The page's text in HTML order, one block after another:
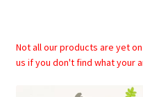
Not all our products are yet
us if you don't find what your